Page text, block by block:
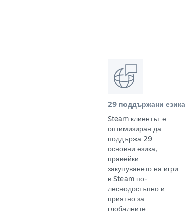
29 поддържани езика
Steam клиентът е
оптимизиран да
поддържа 29
основни езика,
правейки
закупуването на игри
в Steam по-
леснодостъпно и
приятно за
глобалните